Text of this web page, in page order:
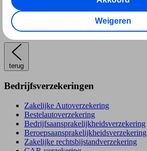
terug
Bedrijfsverzekeringen
Zakelijke Autoverzekering
Bestelautoverzekering
Bedrijfsaansprakelijkheidsverzekering
Beroepsaansprakelijkheidsverzekering
Zakelijke rechtsbijstandverzekering
Weigeren